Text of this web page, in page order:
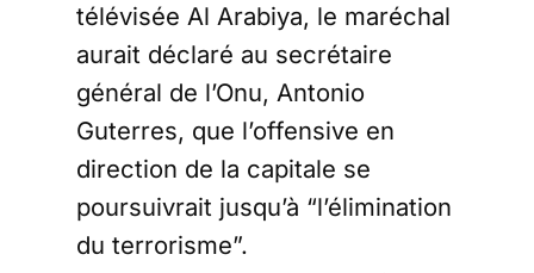
télévisée Al Arabiya, le maréchal
aurait déclaré au secrétaire
général de l’Onu, Antonio
Guterres, que l’offensive en
direction de la capitale se
poursuivrait jusqu’à “l’élimination
du terrorisme”.